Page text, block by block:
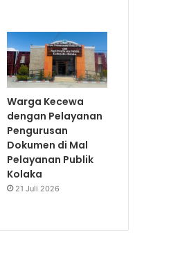
Warga Kecewa
dengan Pelayanan
Pengurusan
Dokumen di Mal
Pelayanan Publik
Kolaka
21 Juli 2026